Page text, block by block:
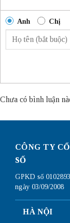
Anh Chị
Chưa có bình luận
CÔNG TY
SỐ
GPKD số
ngày 03/09/2008
HÀ NỘI